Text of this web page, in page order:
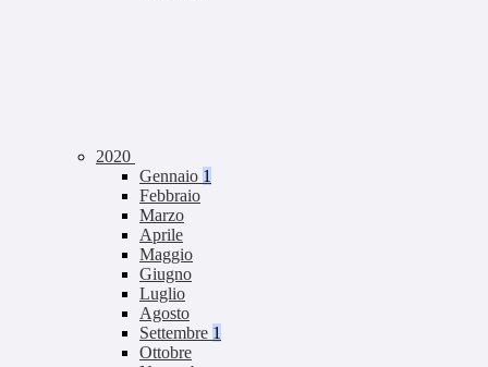
2020
Gennaio 1
Febbraio
Marzo
Aprile
Maggio
Giugno
Luglio
Agosto
Settembre 1
Ottobre